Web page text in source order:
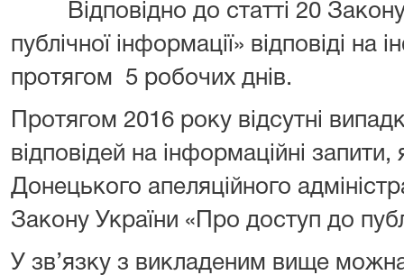
Відповідно до статті 20 Закону
публічної інформації» відповіді на
протягом 5 робочих днів.
Протягом 2016 року відсутні
відповідей на інформаційні
Донецького апеляційного
Закону України «Про доступ до
У зв’язку з викладеним вище